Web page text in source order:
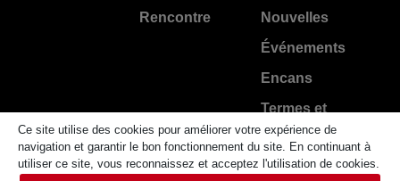
Rencontre
Nouvelles
Événements
Encans
Termes et
conditions
Ce site utilise des cookies pour améliorer votre expérience de
navigation et garantir le bon fonctionnement du site. En continuant à
utiliser ce site, vous reconnaissez et acceptez l'utilisation de cookies.